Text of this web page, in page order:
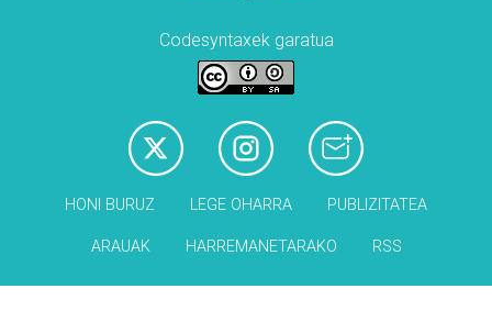
Codesyntaxek garatua
HONI BURUZ LEGE OHARRA PUBLIZITATEA
ARAUAK HARREMANETARAKO RSS